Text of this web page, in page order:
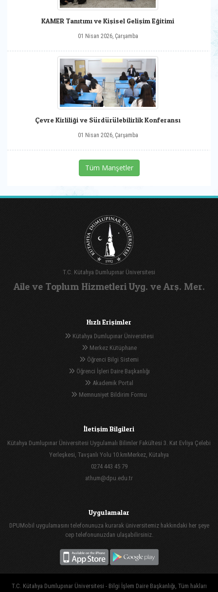
KAMER Tanıtımı ve Kişisel Gelişim Eğitimi
01 Nisan 2026, Çarşamba
Çevre Kirliliği ve Sürdürülebilirlik Konferansı
01 Nisan 2026, Çarşamba
Tüm Manşetler
T.C. Kütahya Dumlupınar Üniversitesi
Aile ve Toplum Hizmetleri Uyg. ve Arş. Mer.
Hızlı Erişimler
Kütahya Dumlupınar Üniversitesi
Merkez Kütüphane
Öğrenci Bilgi Sistemi
Öğrenci İşleri Daire Başkanlığı
Akademik Portal
Memnuniyet Bildirim Formu
İletişim Bilgileri
Kütahya Dumlupınar Üniversitesi Uygulamalı Bilimler Fakültesi 3. Kat Evliya Çelebi
Yerleşkesi, Tavşanlı Yolu 10.kmMerkez, Kütahya
0274 443 45 79
athum@dpu.edu.tr
Uygulamalar
DPUMobil uygulamasını telefonunuza kurarak üniversitemiz hakkındaki her şeye
cep telefonunuzdan ulaşabilirsiniz.
T.C. Kütahya Dumlupınar Üniversitesi - Bilgi İşlem Daire Başkanlığı, Tüm hakları